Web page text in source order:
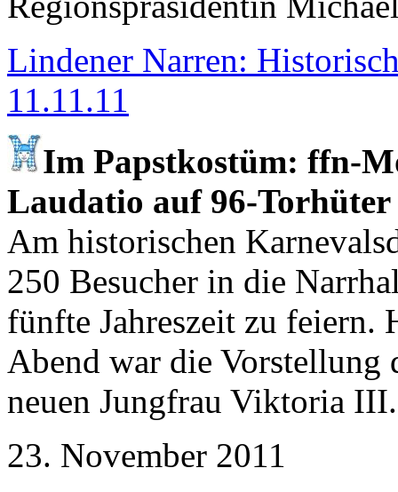
Lindener Narren:
11.11.11
Im Papstkostüm: ffn-
Laudatio auf 96-
Am historischen
250 Besucher in die
fünfte Jahreszeit zu feiern.
Abend war die Vorstellung
neuen Jungfrau Viktoria
23. November 2011